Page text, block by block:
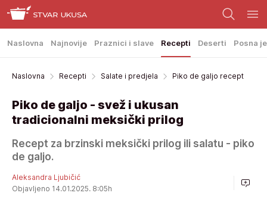
Naslovna Najnovije Praznici i slave Recepti Deserti Posna
Naslovna Recepti Salate i predjela Piko de galjo recept
Piko de galjo - svež i ukusan
tradicionalni meksički prilog
Recept za brzinski meksički prilog ili salatu - piko
de galjo.
Aleksandra Ljubičić
Objavljeno 14.01.2025. 8:05h